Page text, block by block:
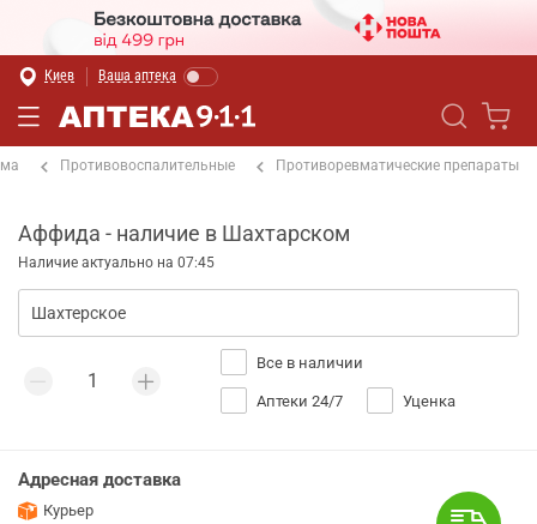
Киев Ваша аптека
Противовоспалительные Противоревматические препараты
Аффида - наличие в Шахтарском
Наличие актуально на 07:45
Все в наличии
Аптеки 24/7 Уценка
Адресная доставка
Курьер